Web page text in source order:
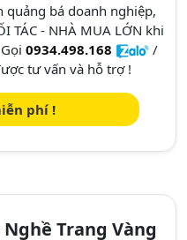
quảng bá doanh nghiệp,
TÁC - NHÀ MUA LỚN khi
0934.498.168
/
tư vấn và hỗ trợ !
phí !
Trang Vàng